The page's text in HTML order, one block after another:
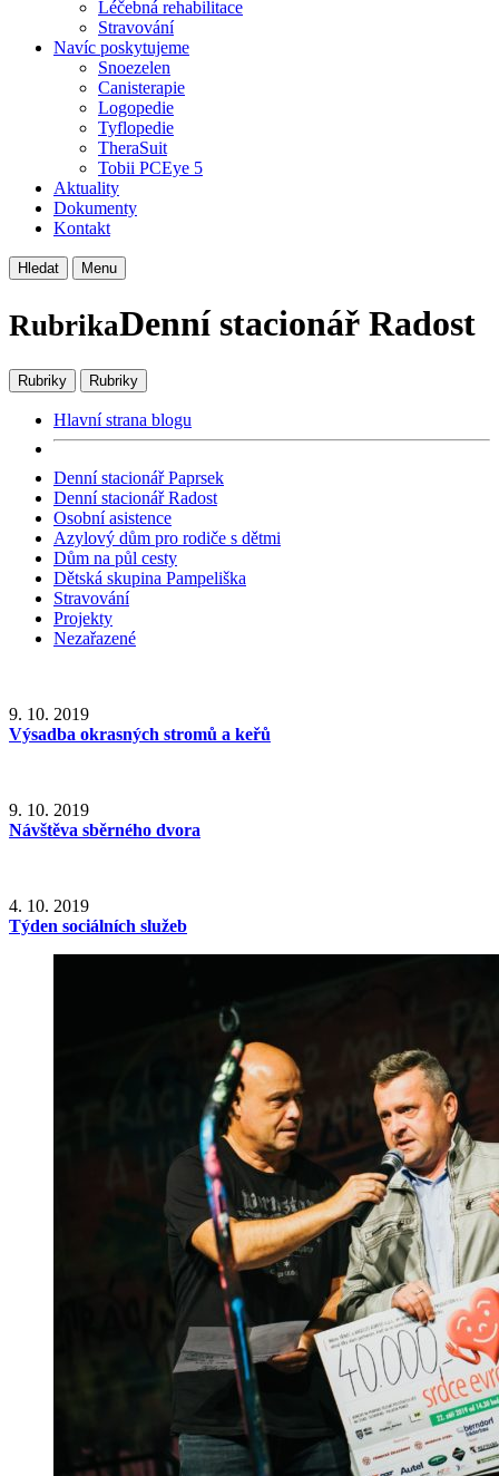
Léčebná rehabilitace
Stravování
Navíc poskytujeme
Snoezelen
Canisterapie
Logopedie
Tyflopedie
TheraSuit
Tobii PCEye 5
Aktuality
Dokumenty
Kontakt
Hledat Menu
RubrikaDenní stacionář Radost
Rubriky Rubriky
Hlavní strana blogu
Denní stacionář Paprsek
Denní stacionář Radost
Osobní asistence
Azylový dům pro rodiče s dětmi
Dům na půl cesty
Dětská skupina Pampeliška
Stravování
Projekty
Nezařazené
9. 10. 2019
Výsadba okrasných stromů a keřů
9. 10. 2019
Návštěva sběrného dvora
4. 10. 2019
Týden sociálních služeb